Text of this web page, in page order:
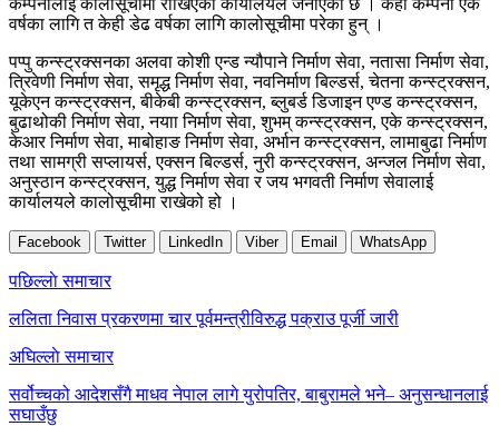
कम्पनीलाई कालोसूचीमा राखिएको कार्यालयले जनाएको छ । केही कम्पनी एक
वर्षका लागि त केही डेढ वर्षका लागि कालोसूचीमा परेका हुन् ।
पप्पु कन्स्ट्रक्सनका अलवा कोशी एन्ड न्यौपाने निर्माण सेवा, नतासा निर्माण सेवा,
त्रिवेणी निर्माण सेवा, समृद्ध निर्माण सेवा, नवनिर्माण बिल्डर्स, चेतना कन्स्ट्रक्सन,
यूकेएन कन्स्ट्रक्सन, बीकेबी कन्स्ट्रक्सन, ब्लुबर्ड डिजाइन एण्ड कन्स्ट्रक्सन,
बुढाथोकी निर्माण सेवा, नयाा निर्माण सेवा, शुभम् कन्स्ट्रक्सन, एके कन्स्ट्रक्सन,
केआर निर्माण सेवा, माबोहाङ निर्माण सेवा, अर्भान कन्स्ट्रक्सन, लामाबुढा निर्माण
तथा सामग्री सप्लायर्स, एक्सन बिल्डर्स, नुरी कन्स्ट्रक्सन, अन्जल निर्माण सेवा,
अनुस्ठान कन्स्ट्रक्सन, युद्ध निर्माण सेवा र जय भगवती निर्माण सेवालाई
कार्यालयले कालोसूचीमा राखेको हो ।
Facebook Twitter LinkedIn Viber Email WhatsApp
Post
navigation
पछिल्लाे समाचार
ललिता निवास प्रकरणमा चार पूर्वमन्त्रीविरुद्ध पक्राउ पूर्जी जारी
अघिल्लाे समाचार
सर्वोच्चको आदेशसँगै माधव नेपाल लागे युरोपतिर, बाबुरामले भने– अनुसन्धानलाई
सघाउँछु